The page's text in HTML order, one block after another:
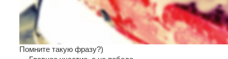
Помните такую фразу?)